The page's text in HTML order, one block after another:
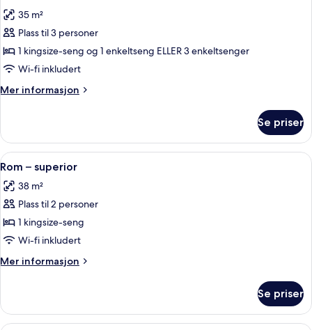
bildene
av
Tremannsrom
–
classic
35 m²
Plass til 3 personer
1 kingsize-seng og 1 enkeltseng ELLER 3 enkeltsenger
Wi-fi inkludert
Mer informasjon
Mer
–
classic
Se priser
Åpne
alle
bildene
av
Rom
–
superior
Rom – superior | Sengetøy av topp
7
Rom – superior
38 m²
Plass til 2 personer
1 kingsize-seng
Wi-fi inkludert
Mer informasjon
Mer
–
superior
Se priser